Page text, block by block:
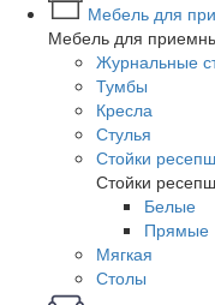
Мебель для
Мебель для
Журнальные
Тумбы
Кресла
Стулья
Стойки
Стойки
Белые
Прямые
Мягкая
Столы